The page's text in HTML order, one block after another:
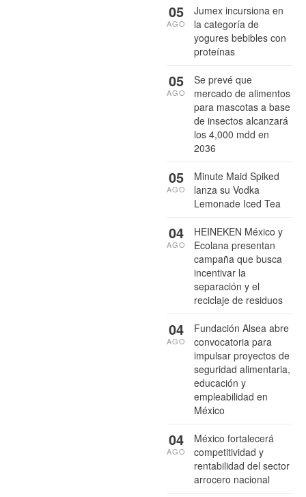
Jumex incursiona en
la categoría de
yogures bebibles con
proteínas
05
AGO
Se prevé que
mercado de alimentos
para mascotas a base
de insectos alcanzará
los 4,000 mdd en
2036
05
AGO
Minute Maid Spiked
lanza su Vodka
Lemonade Iced Tea
05
AGO
HEINEKEN México y
Ecolana presentan
campaña que busca
incentivar la
separación y el
reciclaje de residuos
04
AGO
Fundación Alsea abre
convocatoria para
impulsar proyectos de
seguridad alimentaria,
educación y
empleabilidad en
México
04
AGO
México fortalecerá
competitividad y
rentabilidad del sector
arrocero nacional
04
AGO